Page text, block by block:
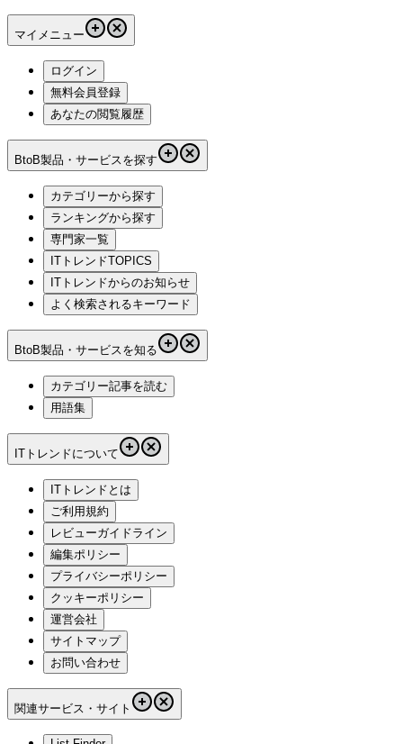
マイメニュー
ログイン
無料会員登録
あなたの閲覧履歴
BtoB製品・サービスを探す
カテゴリーから探す
ランキングから探す
専門家一覧
ITトレンドTOPICS
ITトレンドからのお知らせ
よく検索されるキーワード
BtoB製品・サービスを知る
カテゴリー記事を読む
用語集
ITトレンドについて
ITトレンドとは
ご利用規約
レビューガイドライン
編集ポリシー
プライバシーポリシー
クッキーポリシー
運営会社
サイトマップ
お問い合わせ
関連サービス・サイト